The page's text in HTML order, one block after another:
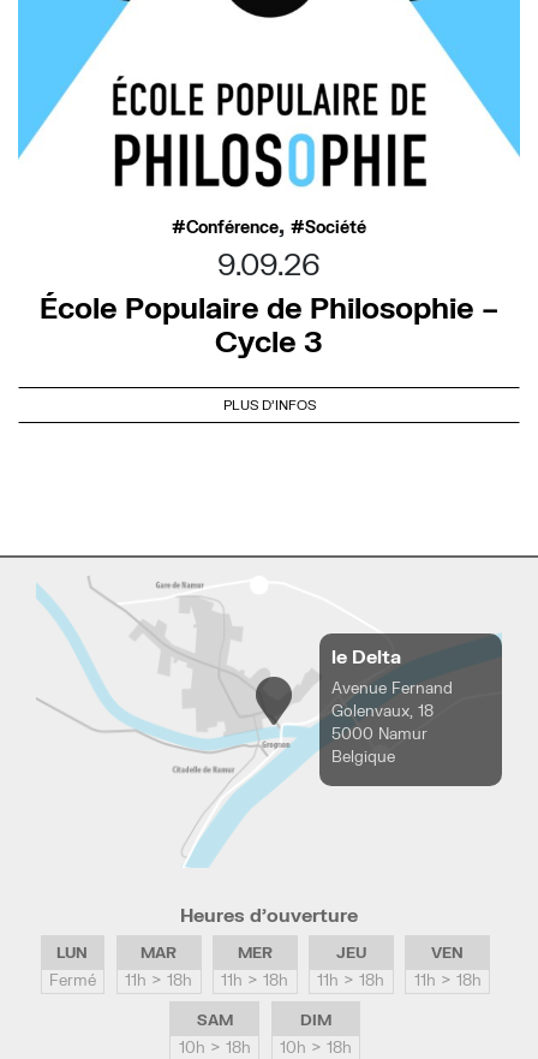
Conférence, Société
9.09.26
École Populaire de Philosophie –
Cycle 3
PLUS D'INFOS
le Delta
Avenue Fernand
Golenvaux, 18
5000 Namur
Belgique
Heures d’ouverture
LUN
Fermé
MAR
11h > 18h
MER
11h > 18h
JEU
11h > 18h
VEN
11h > 18h
SAM
10h > 18h
DIM
10h > 18h